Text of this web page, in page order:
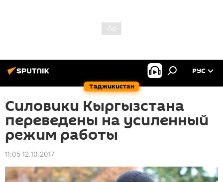
Таджикистан
РУС
Силовики Кыргызстана
переведены на усиленный
режим работы
11:05 12.10.2017